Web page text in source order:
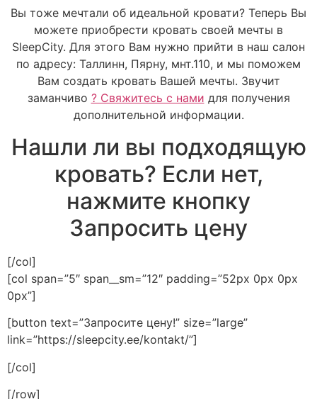
Вы тоже мечтали об идеальной кровати? Теперь Вы
можете приобрести кровать своей мечты в
SleepCity. Для этого Вам нужно прийти в наш салон
по адресу: Таллинн, Пярну, мнт.110, и мы поможем
Вам создать кровать Вашей мечты. Звучит
заманчиво ? Свяжитесь с нами для получения
дополнительной информации.
Нашли ли вы подходящую
кровать? Если нет,
нажмите кнопку
Запросить цену
[/col]
[col span=”5″ span__sm=”12″ padding=”52px 0px 0px
0px”]
[button text=”Запросите цену!” size=”large”
link=”https://sleepcity.ee/kontakt/”]
[/col]
[/row]